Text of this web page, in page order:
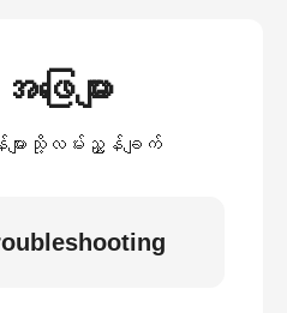
ဖြေများ
ခွန်းများသို့လမ်းညွှန်ချက်